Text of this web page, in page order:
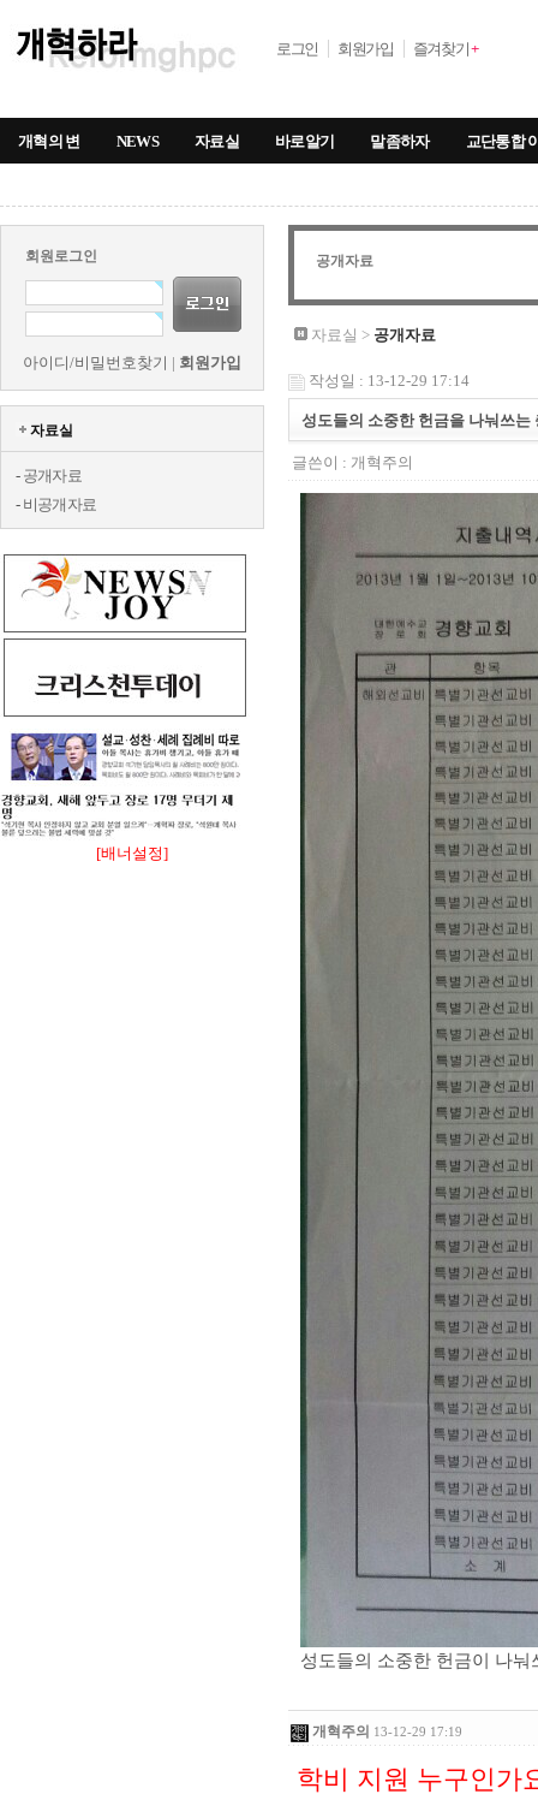
로그인 회원가입 즐겨찾기+
개혁의 변 NEWS 자료실 바로알기 말좀하자 교단통합
회원로그인
아이디/비밀번호찾기 | 회원가입
자료실
- 공개자료
- 비공개자료
[배너설정]
공개자료
자료실 > 공개자료
작성일 : 13-12-29 17:14
성도들의 소중한 헌금을 나눠쓰는
글쓴이 : 개혁주의
성도들의 소중한 헌금이 나눠
개혁주의 13-12-29 17:19
학비 지원 누구인가